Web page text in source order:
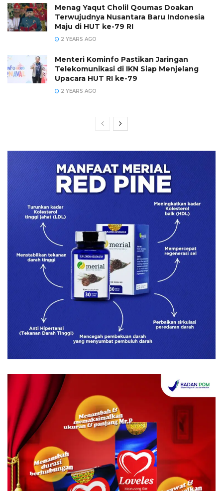
Menag Yaqut Cholil Qoumas Doakan
Terwujudnya Nusantara Baru Indonesia
Maju di HUT ke-79 RI
2 YEARS AGO
Menteri Kominfo Pastikan Jaringan
Telekomunikasi di IKN Siap Menjelang
Upacara HUT RI ke-79
2 YEARS AGO